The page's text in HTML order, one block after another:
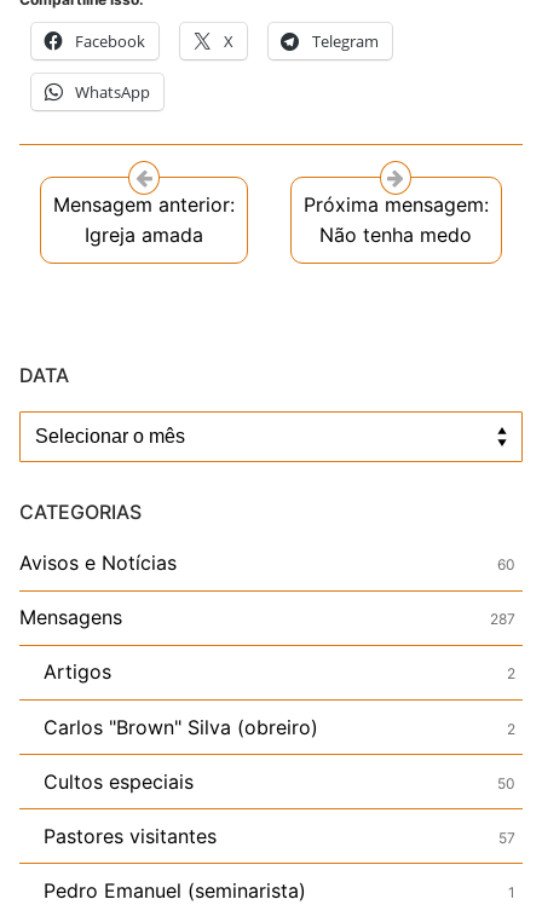
Facebook X Telegram
WhatsApp
Mensagem anterior:
Igreja amada
Próxima mensagem:
Não tenha medo
DATA
Data
CATEGORIAS
Avisos e Notícias 60
Mensagens 287
Artigos 2
Carlos "Brown" Silva (obreiro) 2
Cultos especiais 50
Pastores visitantes 57
Pedro Emanuel (seminarista) 1